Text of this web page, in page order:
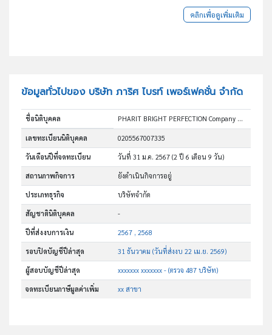
คลิกเพื่อดูเพิ่มเติม
ข้อมูลทั่วไปของ บริษัท ภาริศ ไบรท์ เพอร์เฟคชั่น จำกัด
ชื่อนิติบุคคล PHARIT BRIGHT PERFECTION Company Limited
เลขทะเบียนนิติบุคคล 0205567007335
วันเดือนปีที่จดทะเบียน วันที่ 31 ม.ค. 2567(2 ปี 6 เดือน 9 วัน)
สถานภาพกิจการ ยังดำเนินกิจการอยู่
ประเภทธุรกิจ บริษัทจำกัด
สัญชาตินิติบุคคล -
ปีที่ส่งงบการเงิน 2567 , 2568
รอบปิดบัญชีปีล่าสุด 31 ธันวาคม (วันที่ส่งงบ 22 เม.ย. 2569)
ผู้สอบบัญชีปีล่าสุด xxxxxxx xxxxxxx - (ตรวจ 487 บริษัท)
จดทะเบียนภาษีมูลค่าเพิ่ม xx สาขา